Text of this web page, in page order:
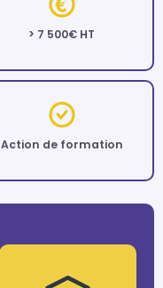
> 7 500€ HT
Action de formation